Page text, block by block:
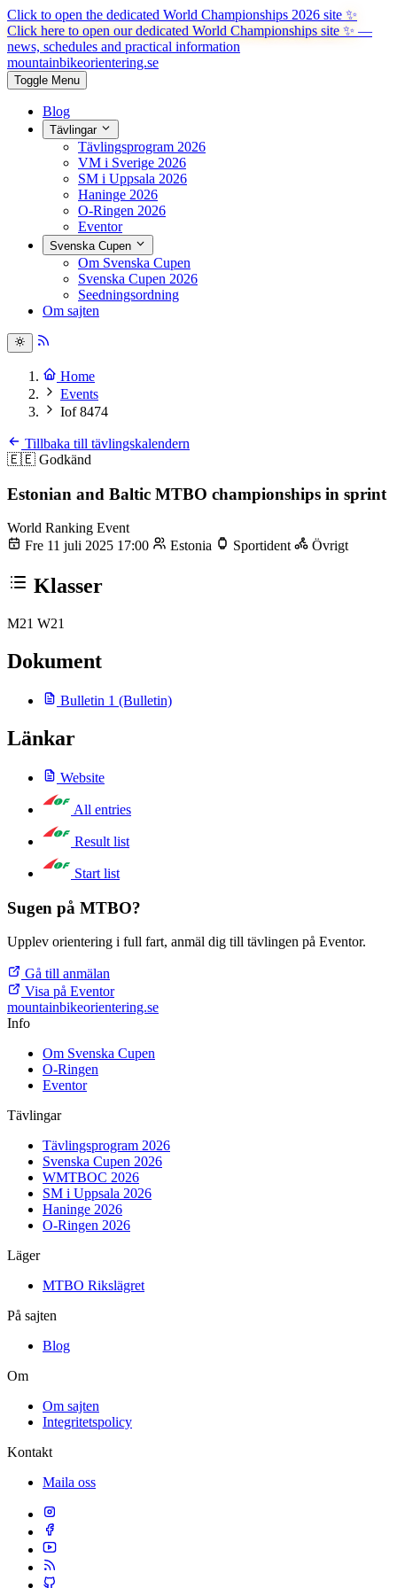
Click to open the dedicated World Championships 2026 site ✨
Click here to open our dedicated World Championships site ✨ —
news, schedules and practical information
mountainbikeorientering.se
Toggle Menu
Blog
Tävlingar
Tävlingsprogram 2026
VM i Sverige 2026
SM i Uppsala 2026
Haninge 2026
O-Ringen 2026
Eventor
Svenska Cupen
Om Svenska Cupen
Svenska Cupen 2026
Seedningsordning
Om sajten
Home
Events
Iof 8474
Tillbaka till tävlingskalendern
🇪🇪 Godkänd
Estonian and Baltic MTBO championships in sprint
World Ranking Event
Fre 11 juli 2025 17:00
Estonia Sportident Övrigt
Klasser
M21 W21
Dokument
Bulletin 1 (Bulletin)
Länkar
Website
All entries
Result list
Start list
Sugen på MTBO?
Upplev orientering i full fart, anmäl dig till tävlingen på Eventor.
Gå till anmälan
Visa på Eventor
mountainbikeorientering.se
Info
Om Svenska Cupen
O-Ringen
Eventor
Tävlingar
Tävlingsprogram 2026
Svenska Cupen 2026
WMTBOC 2026
SM i Uppsala 2026
Haninge 2026
O-Ringen 2026
Läger
MTBO Rikslägret
På sajten
Blog
Om
Om sajten
Integritetspolicy
Kontakt
Maila oss